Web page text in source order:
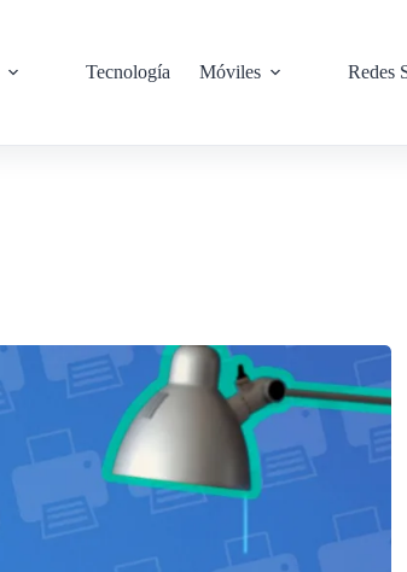
Tecnología Móviles Redes